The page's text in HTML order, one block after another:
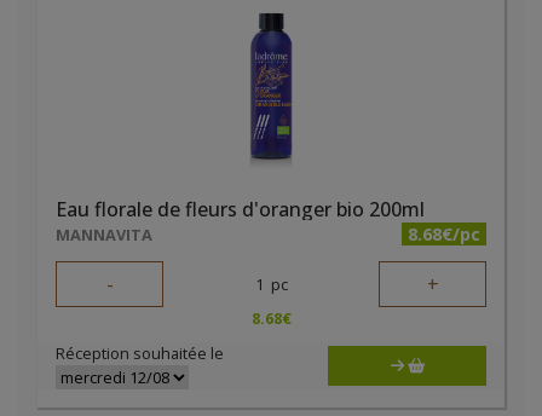
Eau florale de fleurs d'oranger bio 200ml
MANNAVITA 8.68€/pc
- 1 pc +
8.68€
Réception souhaitée le